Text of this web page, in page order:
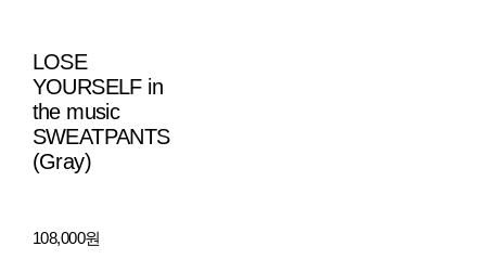
LOSE
YOURSELF in
the music
SWEATPANTS
(Gray)
108,000원